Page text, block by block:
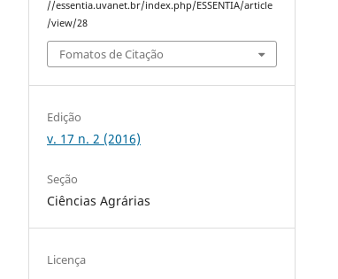
//essentia.uvanet.br/index.php/ESSENTIA/article
/view/28
Fomatos de Citação
Edição
v. 17 n. 2 (2016)
Seção
Ciências Agrárias
Licença